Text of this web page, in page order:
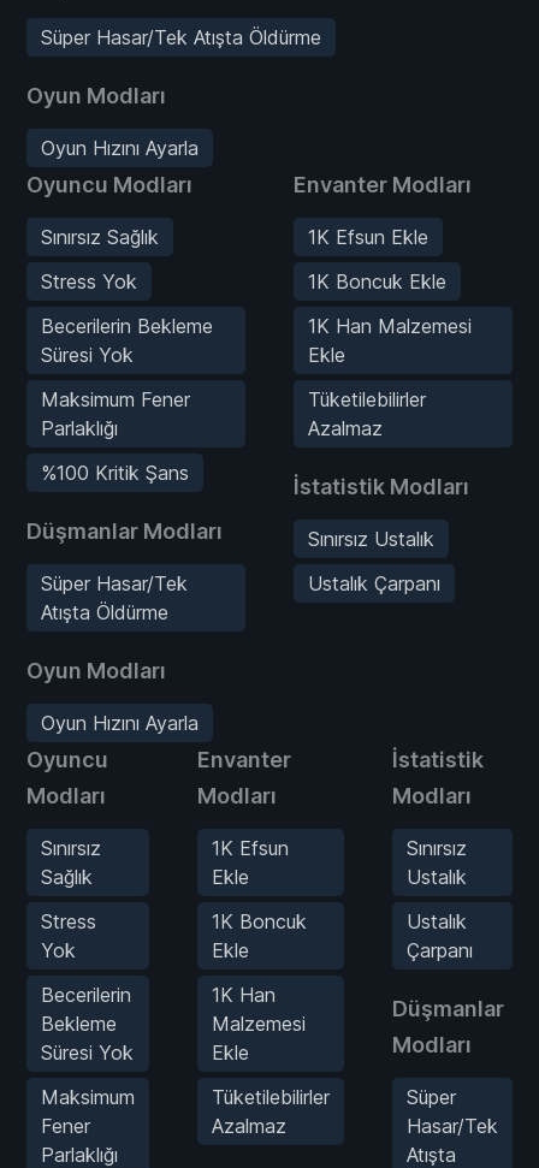
Süper Hasar/Tek Atışta Öldürme
Oyun Modları
Oyun Hızını Ayarla
Oyuncu Modları
Sınırsız Sağlık
Stress Yok
Becerilerin Bekleme
Süresi Yok
Maksimum Fener
Parlaklığı
%100 Kritik Şans
Düşmanlar Modları
Süper Hasar/Tek
Atışta Öldürme
Oyun Modları
Oyun Hızını Ayarla
Envanter Modları
1K Efsun Ekle
1K Boncuk Ekle
1K Han Malzemesi
Ekle
Tüketilebilirler
Azalmaz
İstatistik Modları
Sınırsız Ustalık
Ustalık Çarpanı
Oyuncu
Modları
Sınırsız
Sağlık
Stress
Yok
Becerilerin
Bekleme
Süresi Yok
Maksimum
Fener
Parlaklığı
Envanter
Modları
1K Efsun
Ekle
1K Boncuk
Ekle
1K Han
Malzemesi
Ekle
Tüketilebilirler
Azalmaz
İstatistik
Modları
Sınırsız
Ustalık
Ustalık
Çarpanı
Düşmanlar
Modları
Süper
Hasar/Tek
Atışta